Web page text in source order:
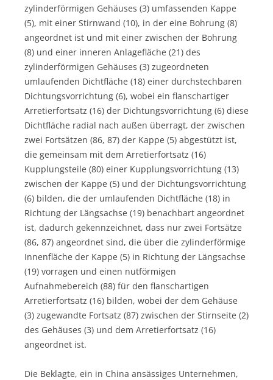
zylinderförmigen Gehäuses (3) umfassenden Kappe
(5), mit einer Stirnwand (10), in der eine Bohrung (8)
angeordnet ist und mit einer zwischen der Bohrung
(8) und einer inneren Anlagefläche (21) des
zylinderförmigen Gehäuses (3) zugeordneten
umlaufenden Dichtfläche (18) einer durchstechbaren
Dichtungsvorrichtung (6), wobei ein flanschartiger
Arretierfortsatz (16) der Dichtungsvorrichtung (6) diese
Dichtfläche radial nach außen überragt, der zwischen
zwei Fortsätzen (86, 87) der Kappe (5) abgestützt ist,
die gemeinsam mit dem Arretierfortsatz (16)
Kupplungsteile (80) einer Kupplungsvorrichtung (13)
zwischen der Kappe (5) und der Dichtungsvorrichtung
(6) bilden, die der umlaufenden Dichtfläche (18) in
Richtung der Längsachse (19) benachbart angeordnet
ist, dadurch gekennzeichnet, dass nur zwei Fortsätze
(86, 87) angeordnet sind, die über die zylinderförmige
Innenfläche der Kappe (5) in Richtung der Längsachse
(19) vorragen und einen nutförmigen
Aufnahmebereich (88) für den flanschartigen
Arretierfortsatz (16) bilden, wobei der dem Gehäuse
(3) zugewandte Fortsatz (87) zwischen der Stirnseite (2)
des Gehäuses (3) und dem Arretierfortsatz (16)
angeordnet ist.
Die Beklagte, ein in China ansässiges Unternehmen,